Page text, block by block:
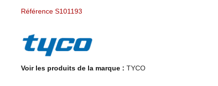
Référence S101193
Voir les produits de la marque : TYCO